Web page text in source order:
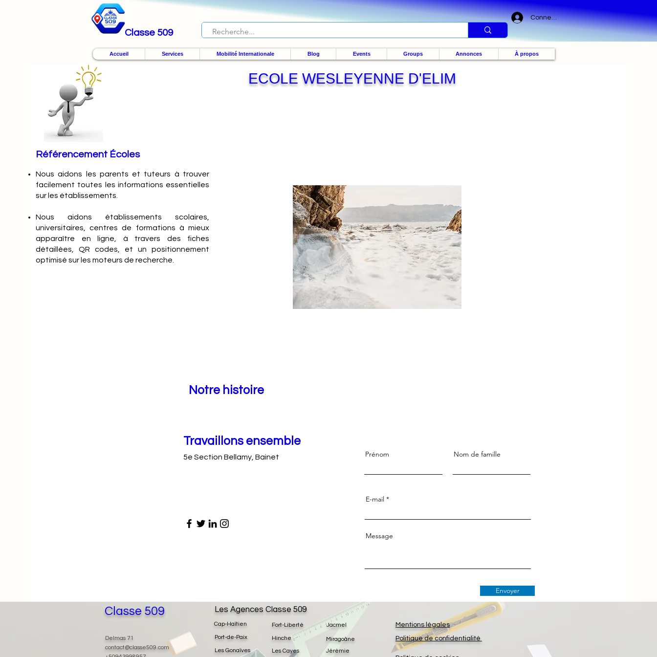
Classe 509
Connexion
Accueil Services Mobilité Internationale Blog Events Groups Annonces À propos
Référencement Écoles
Nousaidons les parents et tuteurs à trouver
facilement toutes les informations essentielles
sur les établissements.
Nous aidons établissements scolaires,
universitaires, centres de formations à mieux
apparaître en ligne, à travers des fiches
détaillées, QR codes, et un positionnement
optimisé sur les moteurs de recherche.
ECOLE WESLEYENNE D'ELIM
Notre histoire
Travaillons ensemble
5e Section Bellamy, Bainet Prénom Nom de famille
E-mail
Message
Envoyer
Classe 509
Delmas 71
contact@classe509.com
Fort-Liberté
Hinche
Les Cayes
Jacmel
Jérémie
Miragoâne
Les Agences Classe 509
Cap-Haïtien
Port-de-Paix
Les Gonaïves
Mentions légales
Politique de confidentialité